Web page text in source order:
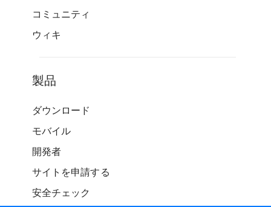
コミュニティ
ウィキ
製品
ダウンロード
モバイル
開発者
サイトを申請する
安全チェック